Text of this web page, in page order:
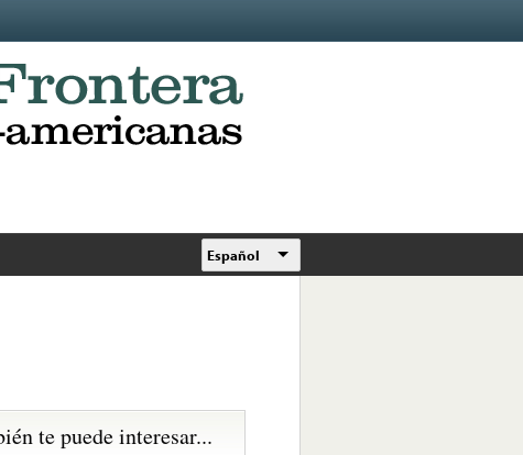
Español
te puede interesar...